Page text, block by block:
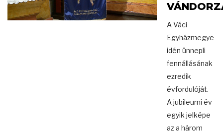
A Váci
Egyházmegye
idén ünnepli
fennállásának
ezredik
évfordulóját.
A jubileumi év
egyik jelképe
az a három